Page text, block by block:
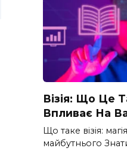
Візія: Що Це
Впливає На
Що таке візія:
майбутнього